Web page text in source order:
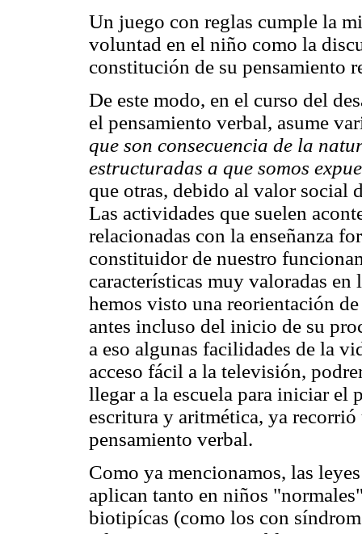
Un juego con reglas cumple la
voluntad en el niño como la
constitución de su pensamiento
De este modo, en el curso del
el pensamiento verbal, asume
que son consecuencia de la
estructuradas a que somos
que otras, debido al valor social
Las actividades que suelen
relacionadas con la enseñanza
constituidor de nuestro
características muy valoradas
hemos visto una reorientación
antes incluso del inicio de su
a eso algunas facilidades de la
acceso fácil a la televisión,
llegar a la escuela para iniciar el
escritura y aritmética, ya
pensamiento verbal.
Como ya mencionamos, las
aplican tanto en niños
biotipícas (como los con